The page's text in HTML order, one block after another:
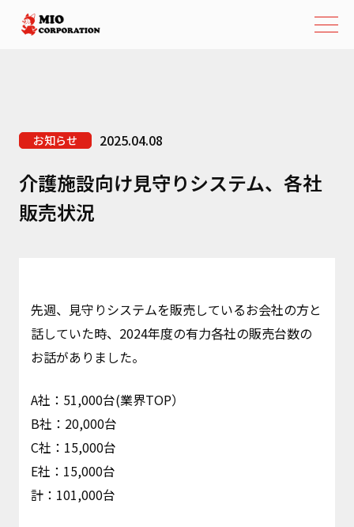
お知らせ 2025.04.08
介護施設向け見守りシステム、各社
販売状況
先週、見守りシステムを販売しているお会社の方と
話していた時、2024年度の有力各社の販売台数の
お話がありました。
A社：51,000台(業界TOP）
B社：20,000台
C社：15,000台
E社：15,000台
計：101,000台